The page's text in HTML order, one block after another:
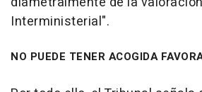
Interministerial".
NO PUEDE TENER ACOGIDA